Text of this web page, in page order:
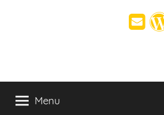
Menu